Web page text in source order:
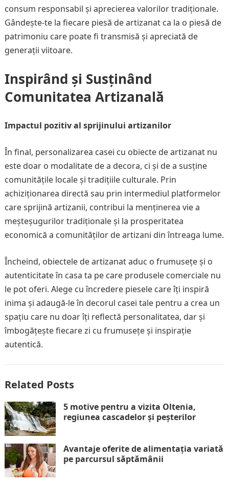
consum responsabil și aprecierea valorilor tradiționale.
Gândește-te la fiecare piesă de artizanat ca la o piesă de
patrimoniu care poate fi transmisă și apreciată de
generații viitoare.
Inspirând și Susținând
Comunitatea Artizanală
Impactul pozitiv al sprijinului artizanilor
În final, personalizarea casei cu obiecte de artizanat nu
este doar o modalitate de a decora, ci și de a susține
comunitățile locale și tradițiile culturale. Prin
achiziționarea directă sau prin intermediul platformelor
care sprijină artizanii, contribui la menținerea vie a
meșteșugurilor tradiționale și la prosperitatea
economică a comunităților de artizani din întreaga lume.
Încheind, obiectele de artizanat aduc o frumusețe și o
autenticitate în casa ta pe care produsele comerciale nu
le pot oferi. Alege cu încredere piesele care îți inspiră
inima și adaugă-le în decorul casei tale pentru a crea un
spațiu care nu doar îți reflectă personalitatea, dar și
îmbogățește fiecare zi cu frumusețe și inspirație
autentică.
Related Posts
5 motive pentru a vizita Oltenia,
regiunea cascadelor și peșterilor
Avantaje oferite de alimentația variată
pe parcursul săptămânii